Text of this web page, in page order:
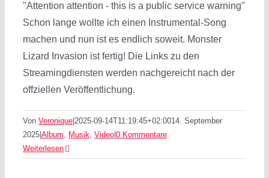
"Attention attention - this is a public service warning"
Schon lange wollte ich einen Instrumental-Song
machen und nun ist es endlich soweit. Monster
Lizard Invasion ist fertig! Die Links zu den
Streamingdiensten werden nachgereicht nach der
offziellen Veröffentlichung.
Von Veronique 2025-09-14T11:19:45+02:0014. September
2025 Album, Musik, Video 0 Kommentare
Weiterlesen